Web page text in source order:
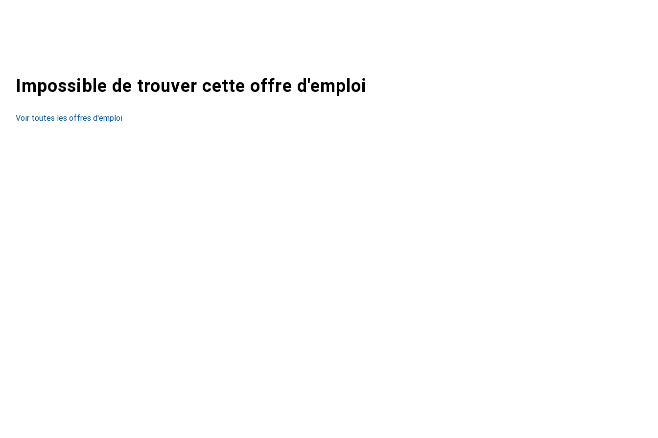
Impossible de trouver cette offre d'emploi
Voir toutes les offres d'emploi